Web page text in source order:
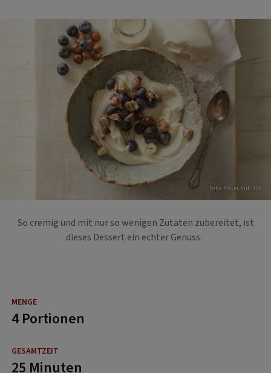
Foto: Mayer mit Hut
So cremig und mit nur so wenigen Zutaten zubereitet, ist
dieses Dessert ein echter Genuss.
4 Portionen
25 Minuten